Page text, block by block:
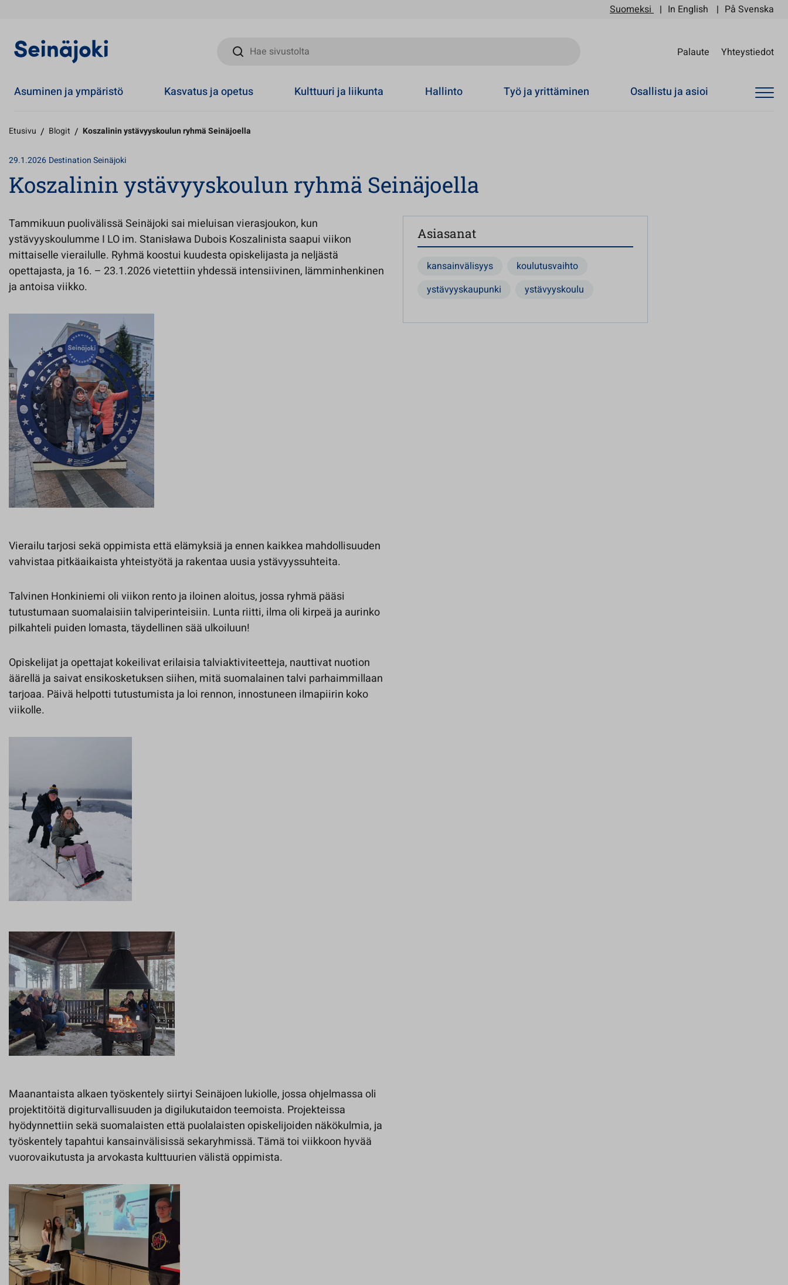
Suomeksi In English På Svenska
Hae sivustolta
Palaute Yhteystiedot
Asuminen ja ympäristö Kasvatus ja opetus Kulttuuri ja liikunta Hallinto Työ ja yrittäminen Osallistu ja asioi
Etusivu / Blogit / Koszalinin ystävyyskoulun ryhmä Seinäjoella
29.1.2026 Destination Seinäjoki
Koszalinin ystävyyskoulun ryhmä Seinäjoella
Tammikuun puolivälissä Seinäjoki sai mieluisan vierasjoukon, kun
ystävyyskoulumme I LO im. Stanisława Dubois Koszalinista saapui viikon
mittaiselle vierailulle. Ryhmä koostui kuudesta opiskelijasta ja neljästä
opettajasta, ja 16. – 23.1.2026 vietettiin yhdessä intensiivinen, lämminhenkinen
ja antoisa viikko.
Vierailu tarjosi sekä oppimista että elämyksiä ja ennen kaikkea mahdollisuuden
vahvistaa pitkäaikaista yhteistyötä ja rakentaa uusia ystävyyssuhteita.
Talvinen Honkiniemi oli viikon rento ja iloinen aloitus, jossa ryhmä pääsi
tutustumaan suomalaisiin talviperinteisiin. Lunta riitti, ilma oli kirpeä ja aurinko
pilkahteli puiden lomasta, täydellinen sää ulkoiluun!
Opiskelijat ja opettajat kokeilivat erilaisia talviaktiviteetteja, nauttivat nuotion
äärellä ja saivat ensikosketuksen siihen, mitä suomalainen talvi parhaimmillaan
tarjoaa. Päivä helpotti tutustumista ja loi rennon, innostuneen ilmapiirin koko
viikolle.
Maanantaista alkaen työskentely siirtyi Seinäjoen lukiolle, jossa ohjelmassa oli
projektitöitä digiturvallisuuden ja digilukutaidon teemoista. Projekteissa
hyödynnettiin sekä suomalaisten että puolalaisten opiskelijoiden näkökulmia, ja
työskentely tapahtui kansainvälisissä sekaryhmissä. Tämä toi viikkoon hyvää
vuorovaikutusta ja arvokasta kulttuurien välistä oppimista.
Asiasanat
kansainvälisyys
koulutusvaihto
ystävyyskaupunki
ystävyyskoulu